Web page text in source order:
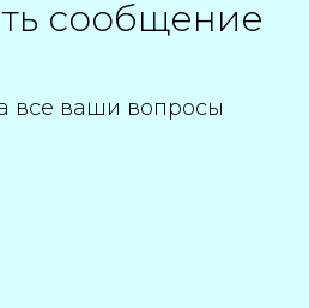
сообщение
все ваши вопросы